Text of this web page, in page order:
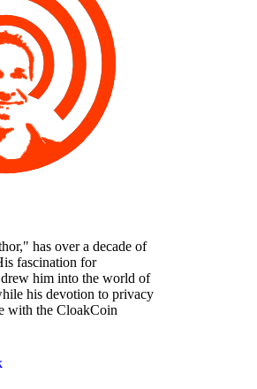
has over a decade of
fascination for
him into the world of
his devotion to privacy
with the CloakCoin